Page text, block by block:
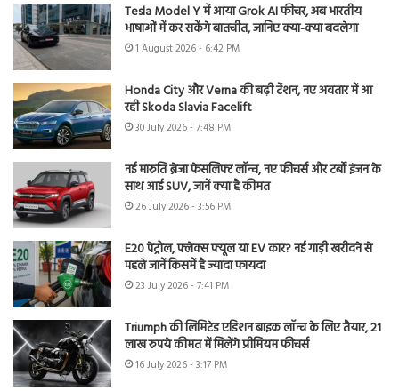
Tesla Model Y में आया Grok AI फीचर, अब भारतीय
भाषाओं में कर सकेंगे बातचीत, जानिए क्या-क्या बदलेगा
1 August 2026 - 6:42 PM
Honda City और Verna की बढ़ी टेंशन, नए अवतार में आ
रही Skoda Slavia Facelift
30 July 2026 - 7:48 PM
नई मारुति ब्रेजा फेसलिफ्ट लॉन्च, नए फीचर्स और टर्बो इंजन के
साथ आई SUV, जानें क्या है कीमत
26 July 2026 - 3:56 PM
E20 पेट्रोल, फ्लेक्स फ्यूल या EV कार? नई गाड़ी खरीदने से
पहले जानें किसमें है ज्यादा फायदा
23 July 2026 - 7:41 PM
Triumph की लिमिटेड एडिशन बाइक लॉन्च के लिए तैयार, 21
लाख रुपये कीमत में मिलेंगे प्रीमियम फीचर्स
16 July 2026 - 3:17 PM